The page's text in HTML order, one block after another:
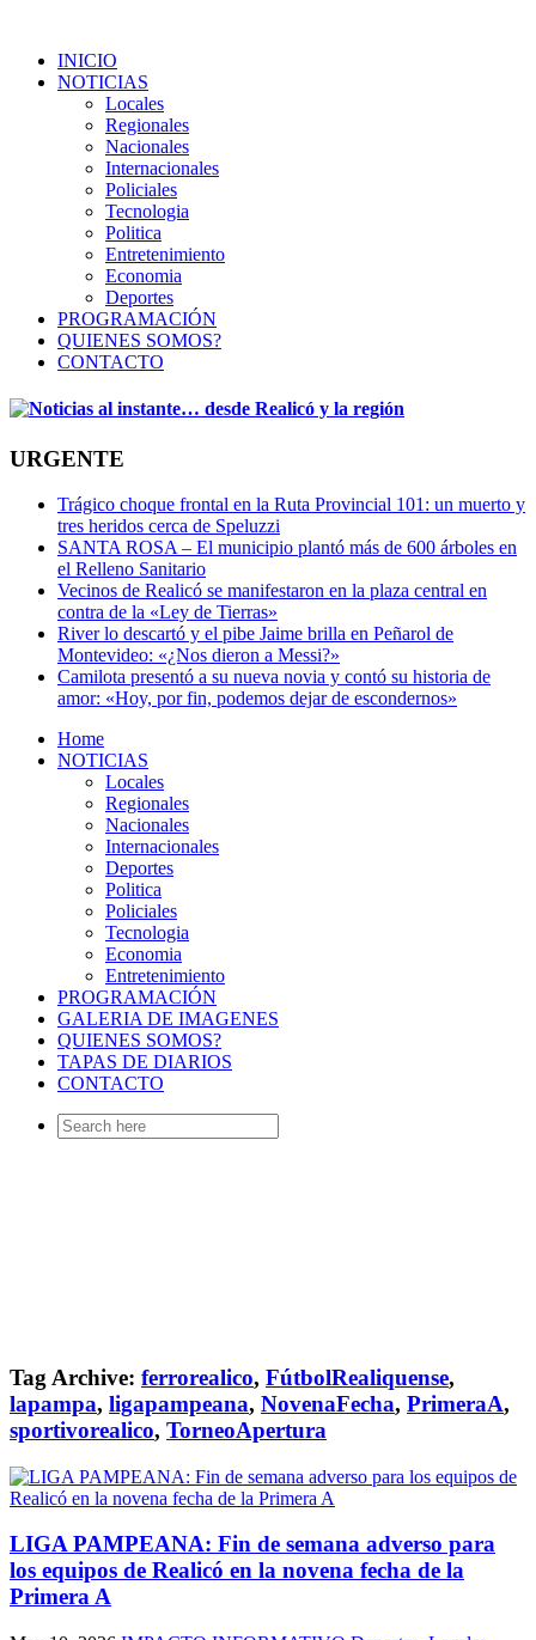
INICIO
NOTICIAS
Locales
Regionales
Nacionales
Internacionales
Policiales
Tecnologia
Politica
Entretenimiento
Economia
Deportes
PROGRAMACIÓN
QUIENES SOMOS?
CONTACTO
URGENTE
Trágico choque frontal en la Ruta Provincial 101: un muerto y
tres heridos cerca de Speluzzi
SANTA ROSA – El municipio plantó más de 600 árboles en
el Relleno Sanitario
Vecinos de Realicó se manifestaron en la plaza central en
contra de la «Ley de Tierras»
River lo descartó y el pibe Jaime brilla en Peñarol de
Montevideo: «¿Nos dieron a Messi?»
Camilota presentó a su nueva novia y contó su historia de
amor: «Hoy, por fin, podemos dejar de escondernos»
Home
NOTICIAS
Locales
Regionales
Nacionales
Internacionales
Deportes
Politica
Policiales
Tecnologia
Economia
Entretenimiento
PROGRAMACIÓN
GALERIA DE IMAGENES
QUIENES SOMOS?
TAPAS DE DIARIOS
CONTACTO
Search
for:
Tag Archive: ferrorealico, FútbolRealiquense,
lapampa, ligapampeana, NovenaFecha, PrimeraA,
sportivorealico, TorneoApertura
LIGA PAMPEANA: Fin de semana adverso para
los equipos de Realicó en la novena fecha de la
Primera A